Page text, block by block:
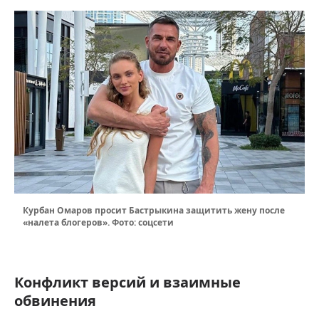
Курбан Омаров просит Бастрыкина защитить жену после
«налета блогеров». Фото: соцсети
Конфликт версий и взаимные
обвинения